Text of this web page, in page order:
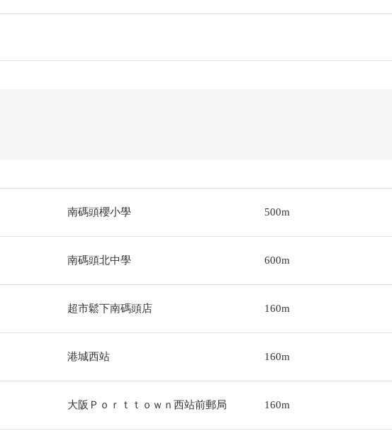
南碼頭櫻小學 500m
南碼頭北中學 600m
超市鬆下南碼頭店 160m
港城西站 160m
大阪Ｐｏｒｔｔｏｗｎ西站前郵局 160m